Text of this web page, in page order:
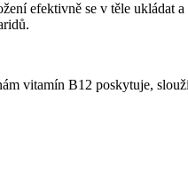
efektivně se v těle ukládat
vitamín B12 poskytuje,